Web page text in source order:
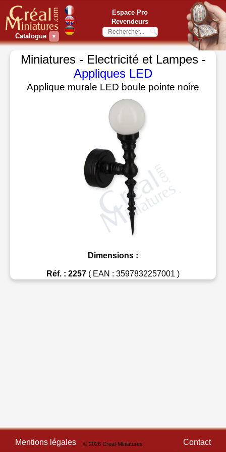
Catalogue ▼
Espace Pro
Revendeurs
Miniatures - Electricité et Lampes -
Appliques LED
Applique murale LED boule pointe noire
Dimensions :
Réf. : 2257 ( EAN : 3597832257001 )
Mentions légales © 2026 Creal-Miniatures Contact